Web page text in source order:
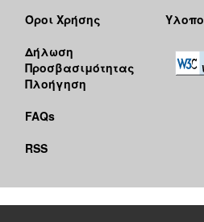
Όροι Χρήσης
Δήλωση
Προσβασιμότητας
Πλοήγηση
FAQs
RSS